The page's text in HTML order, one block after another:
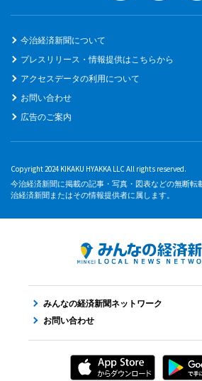
今治経済新聞について
プレスリリース・情報提供はこちらから
アクセスデータの利用について
お問い合わせ
広告のご案内
Copyright 2024 KIKAKU HYAKKA LLC All rights reserved.
今治経済新聞に掲載の記事・写真・図表などの無断転
治経済新聞またはその情報提供者に属します。
みんなの経済新聞ネットワーク
お問い合わせ